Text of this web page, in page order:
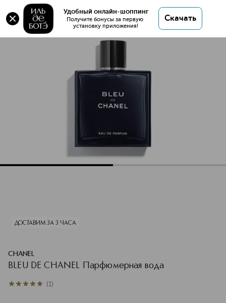
Удобный онлайн-шоппинг
Получите бонусы за первую
установку приложения!
Скачать
BLEU DE CHANEL Парфюмерная вода
Характеристики
ДОСТАВИМ ЗА 3 ЧАСА
CHANEL
BLEU DE CHANEL Парфюмерная вода
5из 51 (1)